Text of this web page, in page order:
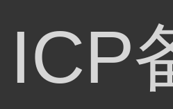
ICP